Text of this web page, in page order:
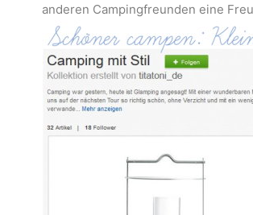
anderen Campingfreunden eine